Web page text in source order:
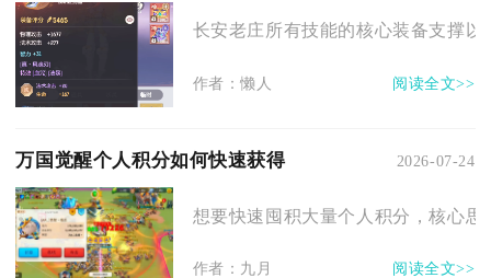
长安老庄所有技能的核心装备支撑
作者：懒人 阅读全文>>
万国觉醒个人积分如何快速获得 2026-07-24
想要快速囤积大量个人积分，核心
作者：九月 阅读全文>>